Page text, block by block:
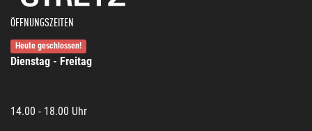
ÖFFNUNGSZEITEN
Heute geschlossen!
Dienstag - Freitag
14.00 - 18.00 Uhr